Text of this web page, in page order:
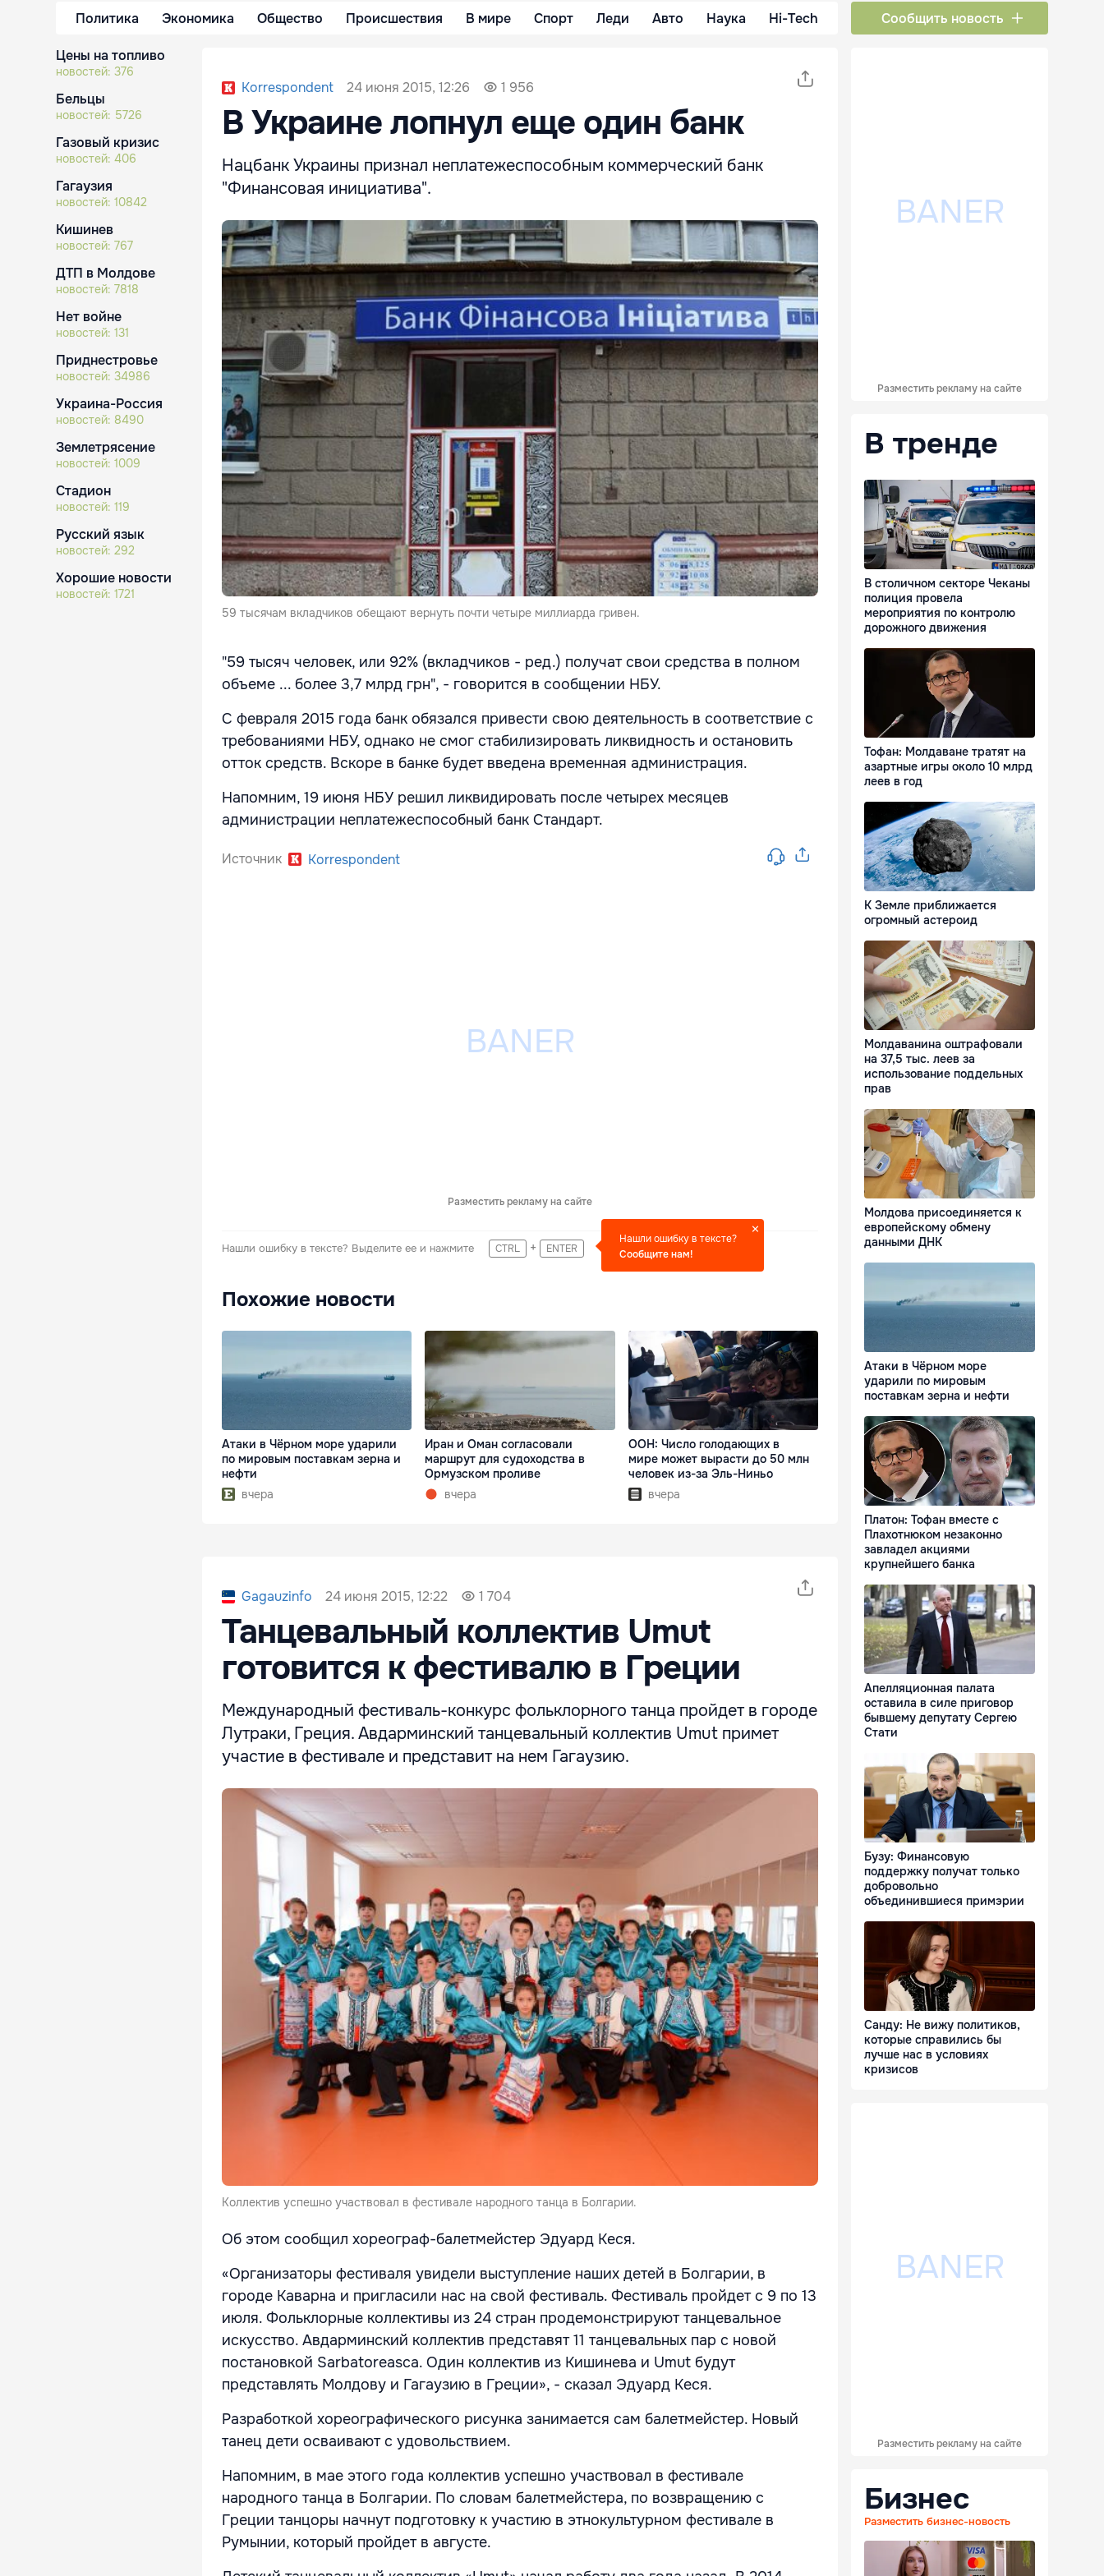
Политика Экономика Общество Происшествия В мире Спорт Леди Авто Наука Hi-Tech Сообщить новость
Цены на топливо
новостей: 376
Бельцы
новостей: 5726
Газовый кризис
новостей: 406
Гагаузия
новостей: 10842
Кишинев
новостей: 767
ДТП в Молдове
новостей: 7818
Нет войне
новостей: 131
Приднестровье
новостей: 34986
Украина-Россия
новостей: 8490
Землетрясение
новостей: 1009
Стадион
новостей: 119
Русский язык
новостей: 292
Хорошие новости
новостей: 1721
Korrespondent 24 июня 2015, 12:26 1 956
В Украине лопнул еще один банк
Нацбанк Украины признал неплатежеспособным коммерческий банк
"Финансовая инициатива".
59 тысячам вкладчиков обещают вернуть почти четыре миллиарда гривен.
"59 тысяч человек, или 92% (вкладчиков - ред.) получат свои средства в полном
объеме ... более 3,7 млрд грн", - говорится в сообщении НБУ.
С февраля 2015 года банк обязался привести свою деятельность в соответствие с
требованиями НБУ, однако не смог стабилизировать ликвидность и остановить
отток средств. Вскоре в банке будет введена временная администрация.
Напомним, 19 июня НБУ решил ликвидировать после четырех месяцев
администрации неплатежеспособный банк Стандарт.
Источник Korrespondent
Разместить рекламу на сайте
Нашли ошибку в тексте? Выделите ее и нажмите CTRL + ENTER
Нашли ошибку в тексте?
Сообщите нам!
Похожие новости
Атаки в Чёрном море ударили
по мировым поставкам зерна и
нефти
вчера
Иран и Оман согласовали
маршрут для судоходства в
Ормузском проливе
вчера
ООН: Число голодающих в
мире может вырасти до 50 млн
человек из-за Эль-Ниньо
вчера
Gagauzinfo 24 июня 2015, 12:22 1 704
Танцевальный коллектив Umut
готовится к фестивалю в Греции
Международный фестиваль-конкурс фольклорного танца пройдет в городе
Лутраки, Греция. Авдарминский танцевальный коллектив Umut примет
участие в фестивале и представит на нем Гагаузию.
Коллектив успешно участвовал в фестивале народного танца в Болгарии.
Об этом сообщил хореограф-балетмейстер Эдуард Кеся.
«Организаторы фестиваля увидели выступление наших детей в Болгарии, в
городе Каварна и пригласили нас на свой фестиваль. Фестиваль пройдет с 9 по 13
июля. Фольклорные коллективы из 24 стран продемонстрируют танцевальное
искусство. Авдарминский коллектив представят 11 танцевальных пар с новой
постановкой Sarbatoreasca. Один коллектив из Кишинева и Umut будут
представлять Молдову и Гагаузию в Греции», - сказал Эдуард Кеся.
Разработкой хореографического рисунка занимается сам балетмейстер. Новый
танец дети осваивают с удовольствием.
Напомним, в мае этого года коллектив успешно участвовал в фестивале
народного танца в Болгарии. По словам балетмейстера, по возвращению с
Греции танцоры начнут подготовку к участию в этнокультурном фестивале в
Румынии, который пройдет в августе.
Разместить рекламу на сайте
В тренде
В столичном секторе Чеканы
полиция провела
мероприятия по контролю
дорожного движения
Тофан: Молдаване тратят на
азартные игры около 10 млрд
леев в год
К Земле приближается
огромный астероид
Молдаванина оштрафовали
на 37,5 тыс. леев за
использование поддельных
прав
Молдова присоединяется к
европейскому обмену
данными ДНК
Атаки в Чёрном море
ударили по мировым
поставкам зерна и нефти
Платон: Тофан вместе с
Плахотнюком незаконно
завладел акциями
крупнейшего банка
Апелляционная палата
оставила в силе приговор
бывшему депутату Сергею
Стати
Бузу: Финансовую
поддержку получат только
добровольно
объединившиеся примэрии
Санду: Не вижу политиков,
которые справились бы
лучше нас в условиях
кризисов
Разместить рекламу на сайте
Бизнес
Разместить бизнес-новость